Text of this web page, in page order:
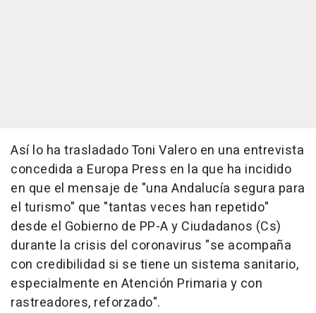
Así lo ha trasladado Toni Valero en una entrevista
concedida a Europa Press en la que ha incidido
en que el mensaje de "una Andalucía segura para
el turismo" que "tantas veces han repetido"
desde el Gobierno de PP-A y Ciudadanos (Cs)
durante la crisis del coronavirus "se acompaña
con credibilidad si se tiene un sistema sanitario,
especialmente en Atención Primaria y con
rastreadores, reforzado".